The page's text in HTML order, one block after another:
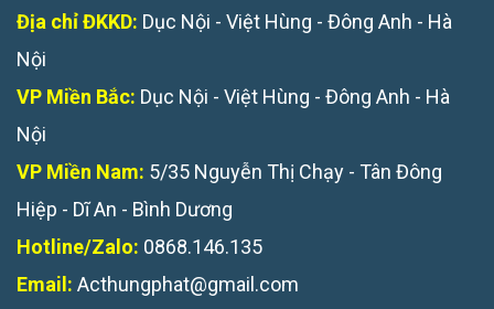
Địa chỉ ĐKKD: Dục Nội - Việt Hùng - Đông Anh - Hà
Nội
VP Miền Bắc: Dục Nội - Việt Hùng - Đông Anh - Hà
Nội
VP Miền Nam: 5/35 Nguyễn Thị Chạy - Tân Đông
Hiệp - Dĩ An - Bình Dương
Hotline/Zalo: 0868.146.135
Email: Acthungphat@gmail.com